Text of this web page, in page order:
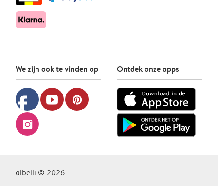
We zijn ook te vinden op
facebook youtube pinterest
instagram
Ontdek onze apps
albelli © 2026